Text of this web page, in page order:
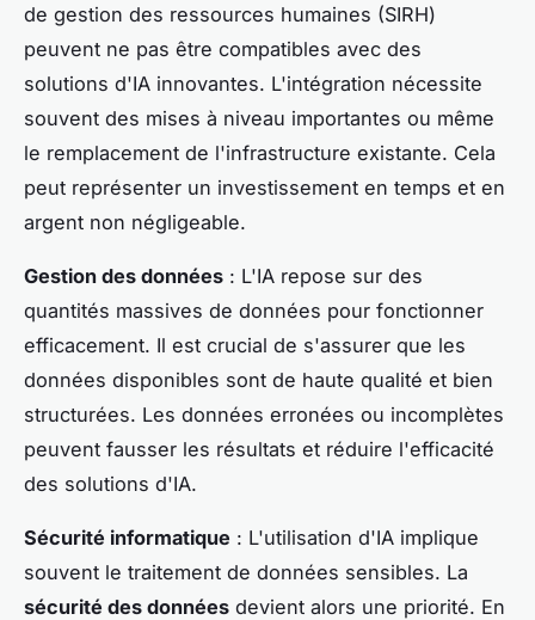
de gestion des ressources humaines (SIRH)
peuvent ne pas être compatibles avec des
solutions d'IA innovantes. L'intégration nécessite
souvent des mises à niveau importantes ou même
le remplacement de l'infrastructure existante. Cela
peut représenter un investissement en temps et en
argent non négligeable.
Gestion des données : L'IA repose sur des
quantités massives de données pour fonctionner
efficacement. Il est crucial de s'assurer que les
données disponibles sont de haute qualité et bien
structurées. Les données erronées ou incomplètes
peuvent fausser les résultats et réduire l'efficacité
des solutions d'IA.
Sécurité informatique : L'utilisation d'IA implique
souvent le traitement de données sensibles. La
sécurité des données devient alors une priorité. En